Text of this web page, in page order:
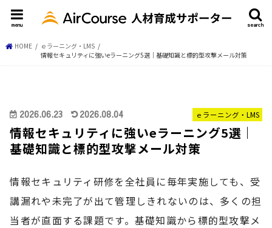
search
menu
HOME
ｅラーニング・LMS
情報セキュリティに強いeラーニング5選｜基礎知識と標的型攻撃メール対策
ｅラーニング・LMS
2026.06.23 2026.08.04
情報セキュリティに強いeラーニング5選｜
基礎知識と標的型攻撃メール対策
情報セキュリティ研修を全社員に毎年実施しても、受
講漏れや未完了が出て管理しきれないのは、多くの担
当者が直面する課題です。基礎知識から標的型攻撃メ